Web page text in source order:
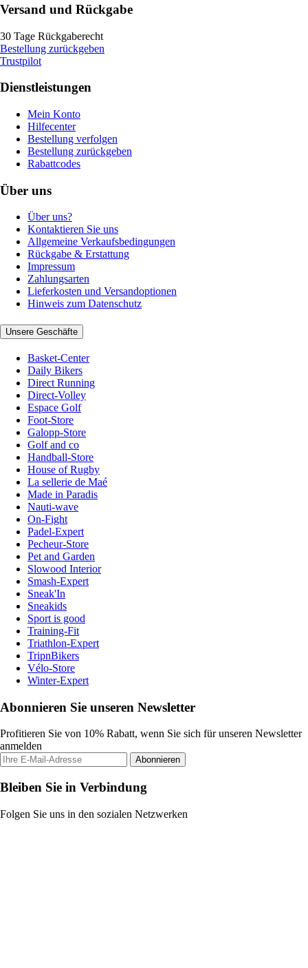
Versand und Rückgabe
30 Tage Rückgaberecht
Bestellung zurückgeben
Trustpilot
Dienstleistungen
Mein Konto
Hilfecenter
Bestellung verfolgen
Bestellung zurückgeben
Rabattcodes
Über uns
Über uns?
Kontaktieren Sie uns
Allgemeine Verkaufsbedingungen
Rückgabe & Erstattung
Impressum
Zahlungsarten
Lieferkosten und Versandoptionen
Hinweis zum Datenschutz
Unsere Geschäfte
Basket-Center
Daily Bikers
Direct Running
Direct-Volley
Espace Golf
Foot-Store
Galopp-Store
Golf and co
Handball-Store
House of Rugby
La sellerie de Maé
Made in Paradis
Nauti-wave
On-Fight
Padel-Expert
Pecheur-Store
Pet and Garden
Slowood Interior
Smash-Expert
Sneak'In
Sneakids
Sport is good
Training-Fit
Triathlon-Expert
TripnBikers
Vélo-Store
Winter-Expert
Abonnieren Sie unseren Newsletter
Profitieren Sie von 10% Rabatt, wenn Sie sich für unseren Newsletter
anmelden
Abonnieren
Bleiben Sie in Verbindung
Folgen Sie uns in den sozialen Netzwerken